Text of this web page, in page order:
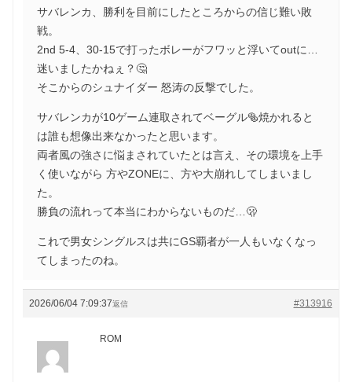
サバレンカ、勝利を目前にしたところからの信じ難い敗
戦。
2nd 5-4、30-15で打ったボレーがフワッと浮いてoutに…
迷いましたかねぇ？🤔
そこからのシュナイダー 怒涛の反撃でした。
サバレンカが10ゲーム連取されてベーグル🥯焼かれると
は誰も想像出来なかったと思います。
両者風の強さに悩まされていたとは言え、その環境を上手
く使いながら 方やZONEに、方や大崩れしてしまいまし
た。
勝負の流れって本当にわからないものだ…🫢
これで男女シングルスは共にGS覇者が一人もいなくなっ
てしまったのね。
2026/06/04 7:09:37 #313916
返信
ROM